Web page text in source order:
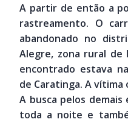
A partir de então a
rastreamento. O
abandonado no
Alegre, zona rural de
encontrado estava
de Caratinga. A vítima
A busca pelos
toda a noite e